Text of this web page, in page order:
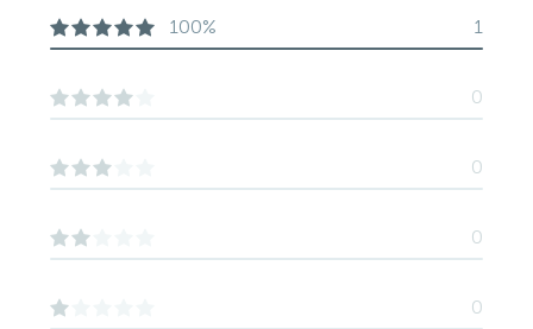
100% 1
0
0
0
0